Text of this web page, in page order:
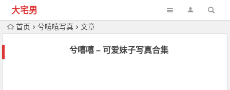
大宅男
首页 兮嘻嘻写真 文章
兮嘻嘻 – 可爱妹子写真合集